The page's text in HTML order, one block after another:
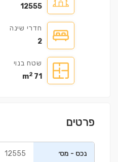
12555
חדרי שינה
2
שטח בנוי
71 m
2
פרטים
נכס - מס׳
12555